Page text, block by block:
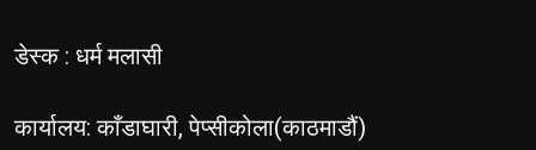
डेस्क : धर्म मलासी
कार्यालय: काँडाघारी, पेप्सीकोला(काठमाडौं)